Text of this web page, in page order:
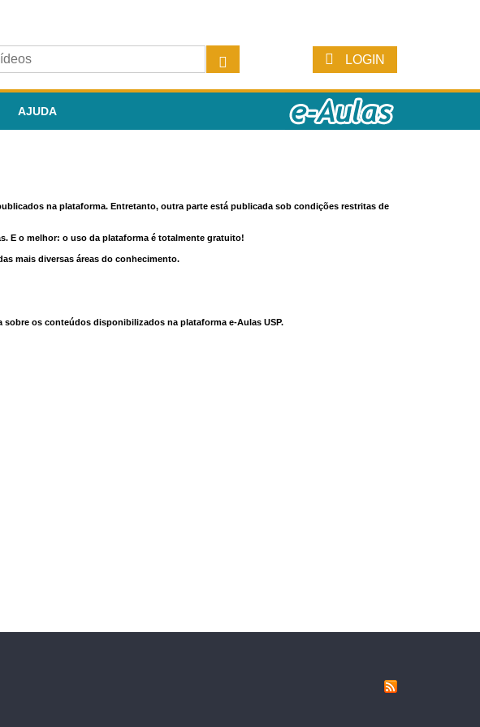
LOGIN
AJUDA
na plataforma. Entretanto, outra parte está publicada sob condições restritas de
E o melhor: o uso da plataforma é totalmente gratuito!
mais diversas áreas do conhecimento.
os conteúdos disponibilizados na plataforma e-Aulas USP.